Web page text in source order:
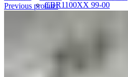
CBR1100XX 99-00
CBR600RR 03-04
Previous product